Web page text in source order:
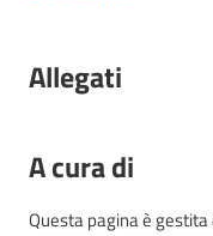
Allegati
A cura di
Questa pagina è gestita